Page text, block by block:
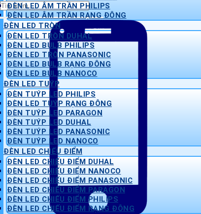
Tìm
kiếm:
ĐÈN LED ÂM TRẦN PHILIPS
ĐÈN LED ÂM TRẦN RẠNG ĐÔNG
ĐÈN LED TRÒN
ĐÈN LED TRÒN DUHAL
ĐÈN LED BULB PHILIPS
ĐÈN LED TRÒN PANASONIC
ĐÈN LED BULB RẠNG ĐÔNG
ĐÈN LED BULB NANOCO
ĐÈN LED TUÝP
ĐÈN TUÝP LED PHILIPS
ĐÈN LED TUÝP RẠNG ĐÔNG
ĐÈN TUÝP LED PARAGON
ĐÈN TUÝP LED DUHAL
ĐÈN TUÝP LED PANASONIC
ĐÈN TUÝP LED NANOCO
ĐÈN LED CHIẾU ĐIỂM
ĐÈN LED CHIẾU ĐIỂM DUHAL
ĐÈN LED CHIẾU ĐIỂM NANOCO
ĐÈN LED CHIẾU ĐIỂM PANASONIC
ĐÈN LED CHIẾU ĐIỂM PARAGON
ĐÈN LED CHIẾU ĐIỂM PHILIPS
ĐÈN LED CHIẾU ĐIỂM RẠNG ĐÔNG